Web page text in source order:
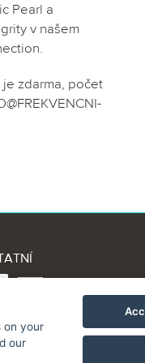
Pearl a
v našem
je zdarma, počet
léčení,
Rekonektivní
on your
our